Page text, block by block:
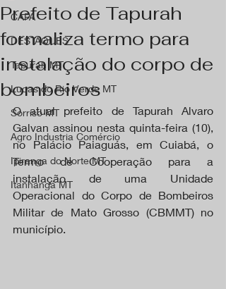
CAPA
DESTAQUES
Tapurah MT
Lucas do Rio Verde MT
Sorriso MT
Agro Industria Comércio
Ipiranga do Norte MT
Itanhangá MT
Prefeito de Tapurah
formaliza termo para
instalação do corpo de
bombeiros
O atual prefeito de Tapurah Alvaro
Galvan assinou nesta quinta-feira (10),
no Palácio Paiaguás, em Cuiabá, o
Termo de Cooperação para a
instalação de uma Unidade
Operacional do Corpo de Bombeiros
Militar de Mato Grosso (CBMMT) no
município.